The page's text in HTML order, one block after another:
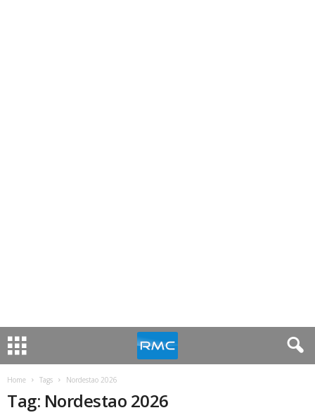
Home Tags Nordestao 2026
Tag: Nordestao 2026